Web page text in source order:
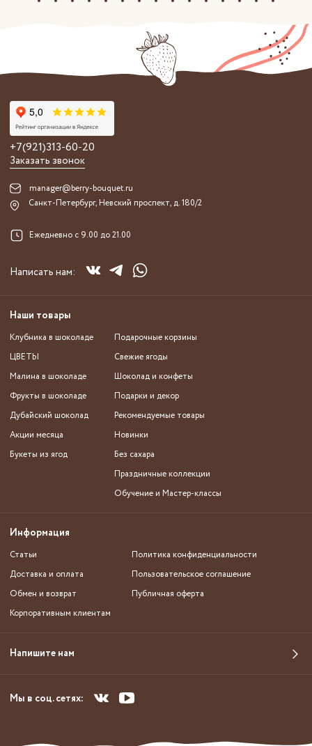
+7(921)313-60-20
Заказать звонок
manager@berry-bouquet.ru
Санкт-Петербург, Невский проспект, д. 180/2
Ежедневно с 9.00 до 21.00
Написать нам:
Наши товары
Клубника в шоколаде
ЦВЕТЫ
Малина в шоколаде
Фрукты в шоколаде
Дубайский шоколад
Акции месяца
Букеты из ягод
Подарочные корзины
Свежие ягоды
Шоколад и конфеты
Подарки и декор
Рекомендуемые товары
Новинки
Без сахара
Праздничные коллекции
Обучение и Мастер-классы
Информация
Статьи
Доставка и оплата
Обмен и возврат
Корпоративным клиентам
Политика конфиденциальности
Пользовательское соглашение
Публичная оферта
Напишите нам
Мы в соц. сетях: